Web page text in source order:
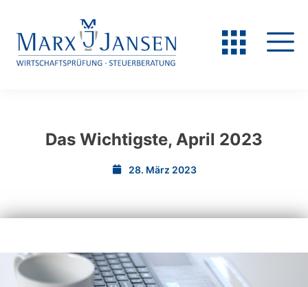
Das Wichtigste, April 2023
28. März 2023